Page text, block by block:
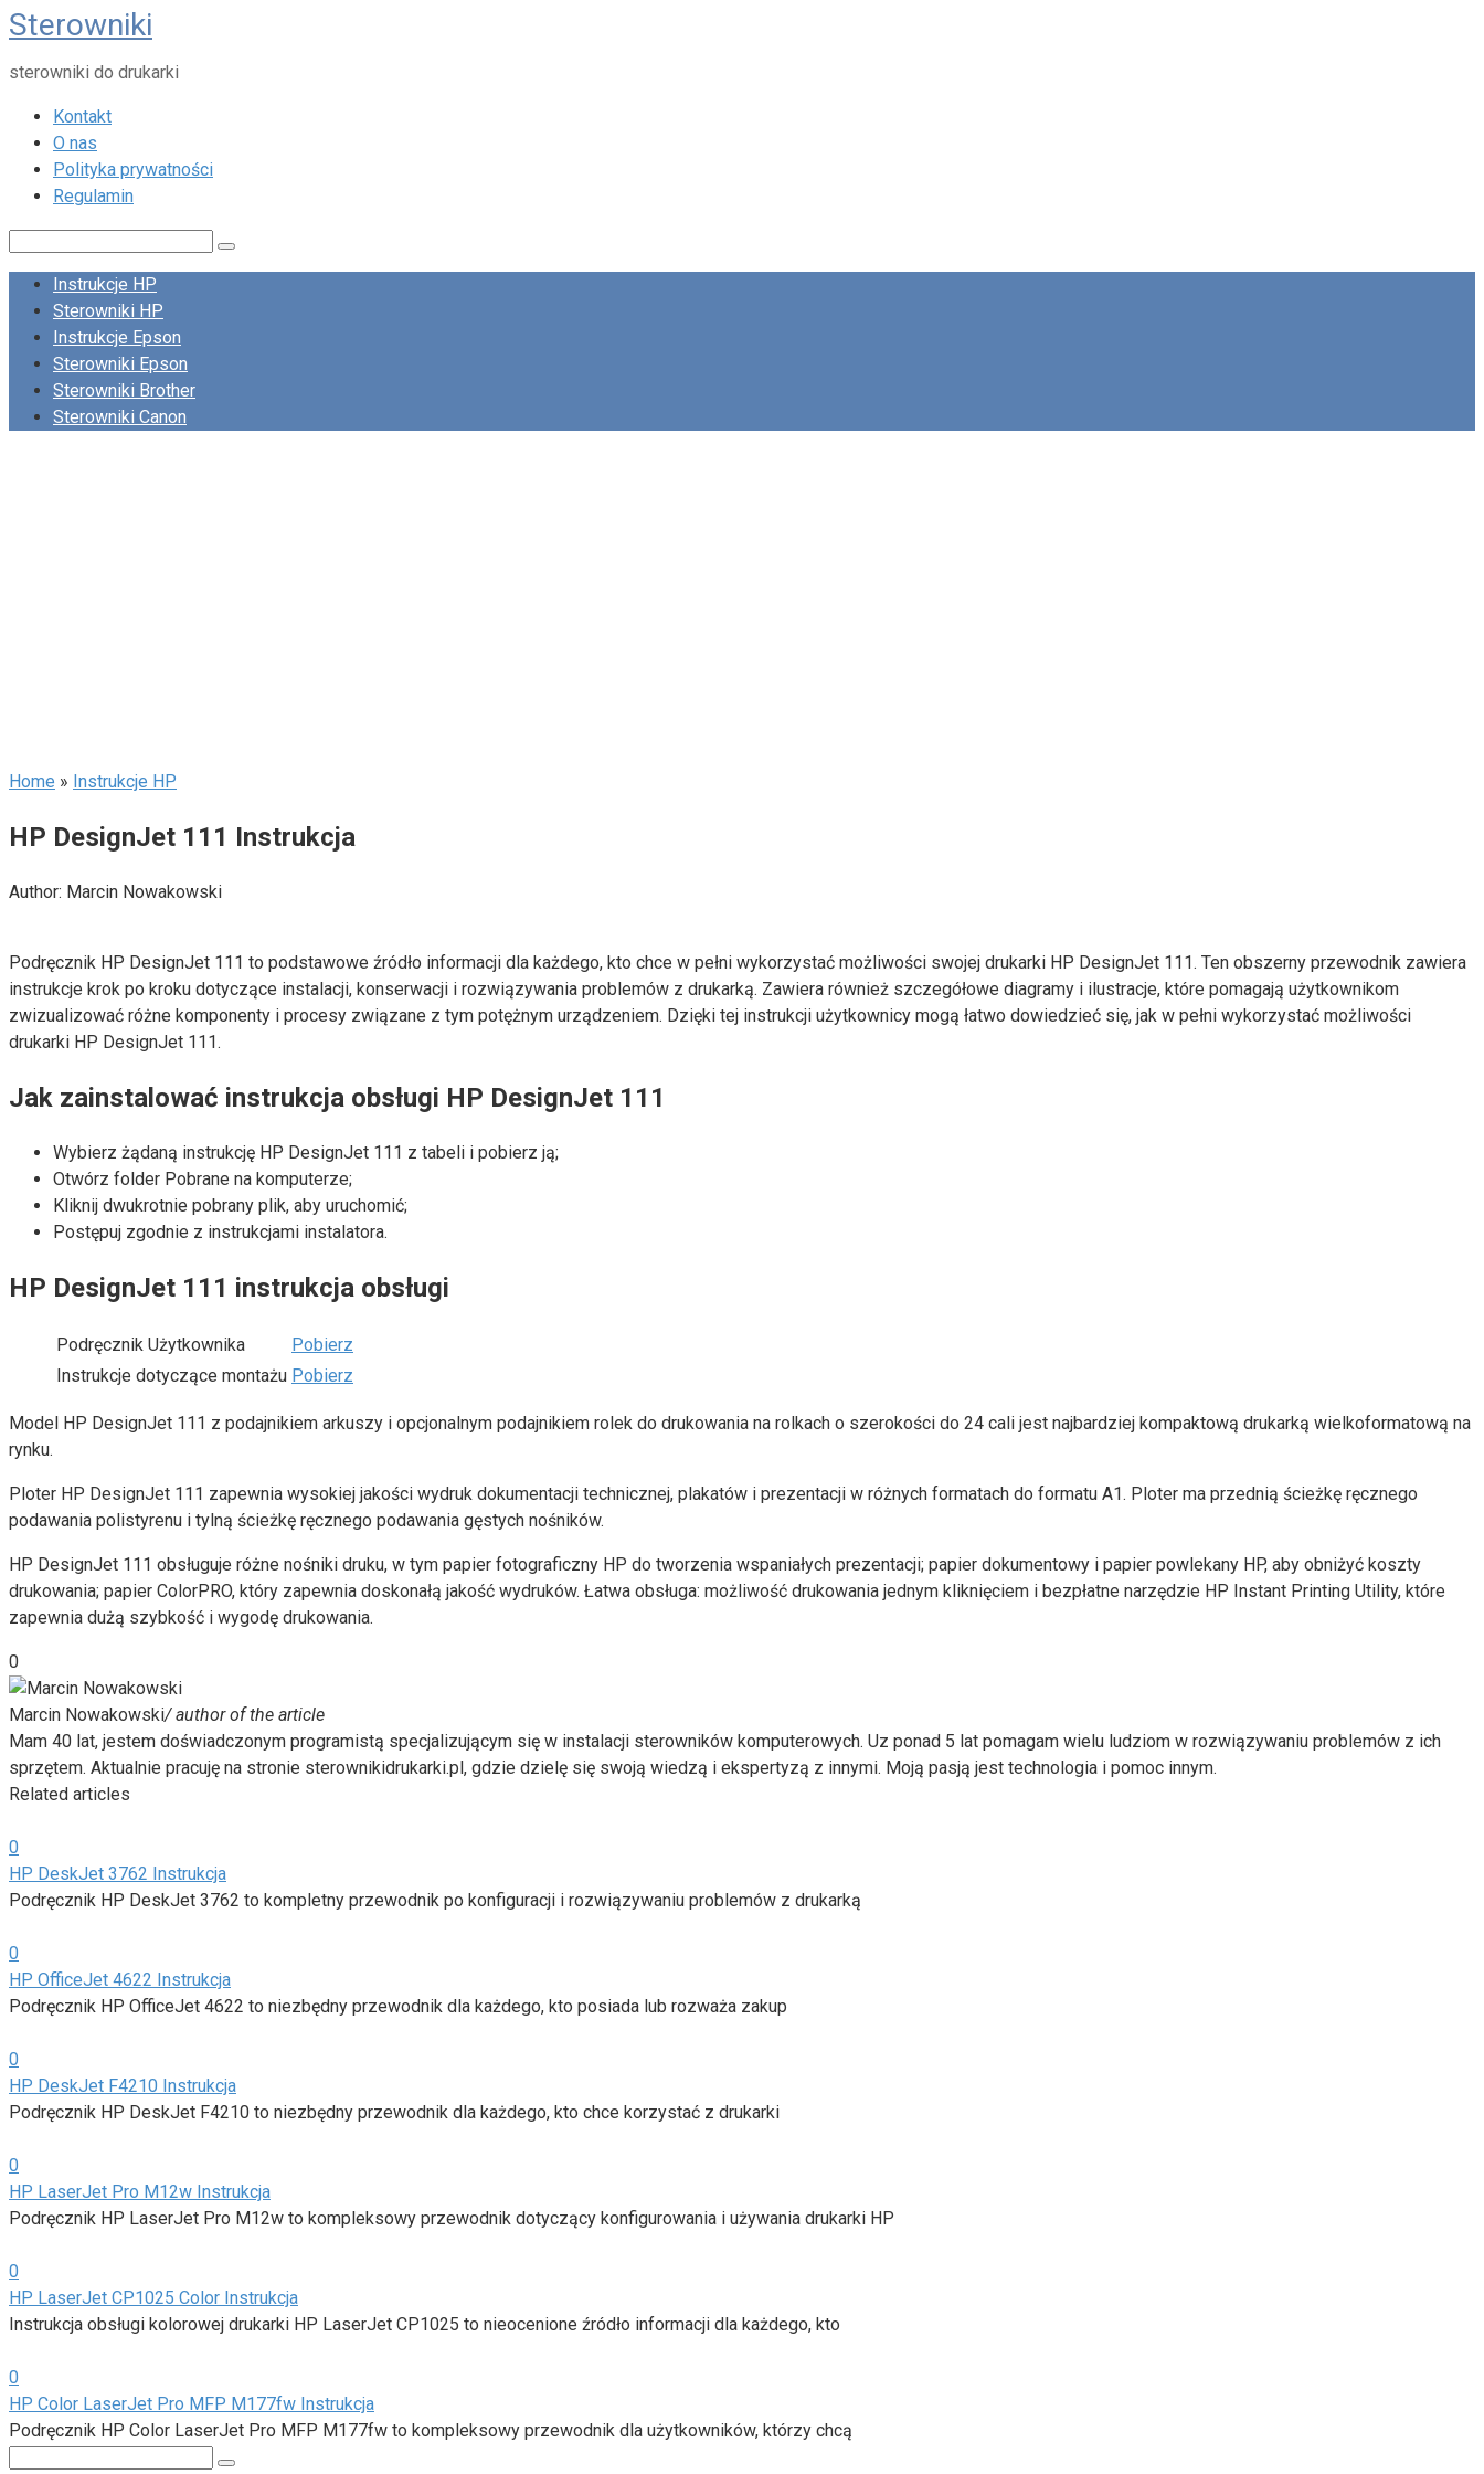
Skip
to
content
Sterowniki
sterowniki do drukarki
Kontakt
O nas
Polityka prywatności
Regulamin
Instrukcje HP
Sterowniki HP
Instrukcje Epson
Sterowniki Epson
Sterowniki Brother
Sterowniki Canon
Home » Instrukcje HP
HP DesignJet 111 Instrukcja
Author: Marcin Nowakowski
Podręcznik HP DesignJet 111 to podstawowe źródło informacji dla każdego, kto chce w pełni wykorzystać możliwości swojej drukarki HP DesignJet 111. Ten obszerny przewodnik zawiera
instrukcje krok po kroku dotyczące instalacji, konserwacji i rozwiązywania problemów z drukarką. Zawiera również szczegółowe diagramy i ilustracje, które pomagają użytkownikom
zwizualizować różne komponenty i procesy związane z tym potężnym urządzeniem. Dzięki tej instrukcji użytkownicy mogą łatwo dowiedzieć się, jak w pełni wykorzystać możliwości
drukarki HP DesignJet 111.
Jak zainstalować instrukcja obsługi HP DesignJet 111
Wybierz żądaną instrukcję HP DesignJet 111 z tabeli i pobierz ją;
Otwórz folder Pobrane na komputerze;
Kliknij dwukrotnie pobrany plik, aby uruchomić;
Postępuj zgodnie z instrukcjami instalatora.
HP DesignJet 111 instrukcja obsługi
Podręcznik Użytkownika
Pobierz
Instrukcje dotyczące montażu Pobierz
Model HP DesignJet 111 z podajnikiem arkuszy i opcjonalnym podajnikiem rolek do drukowania na rolkach o szerokości do 24 cali jest najbardziej kompaktową drukarką wielkoformatową na
rynku.
Ploter HP DesignJet 111 zapewnia wysokiej jakości wydruk dokumentacji technicznej, plakatów i prezentacji w różnych formatach do formatu A1. Ploter ma przednią ścieżkę ręcznego
podawania polistyrenu i tylną ścieżkę ręcznego podawania gęstych nośników.
HP DesignJet 111 obsługuje różne nośniki druku, w tym papier fotograficzny HP do tworzenia wspaniałych prezentacji; papier dokumentowy i papier powlekany HP, aby obniżyć koszty
drukowania; papier ColorPRO, który zapewnia doskonałą jakość wydruków. Łatwa obsługa: możliwość drukowania jednym kliknięciem i bezpłatne narzędzie HP Instant Printing Utility, które
zapewnia dużą szybkość i wygodę drukowania.
0
Marcin Nowakowski/ author of the article
Mam 40 lat, jestem doświadczonym programistą specjalizującym się w instalacji sterowników komputerowych. Uz ponad 5 lat pomagam wielu ludziom w rozwiązywaniu problemów z ich
sprzętem. Aktualnie pracuję na stronie sterownikidrukarki.pl, gdzie dzielę się swoją wiedzą i ekspertyzą z innymi. Moją pasją jest technologia i pomoc innym.
Related articles
0
HP DeskJet 3762 Instrukcja
Podręcznik HP DeskJet 3762 to kompletny przewodnik po konfiguracji i rozwiązywaniu problemów z drukarką
0
HP OfficeJet 4622 Instrukcja
Podręcznik HP OfficeJet 4622 to niezbędny przewodnik dla każdego, kto posiada lub rozważa zakup
0
HP DeskJet F4210 Instrukcja
Podręcznik HP DeskJet F4210 to niezbędny przewodnik dla każdego, kto chce korzystać z drukarki
0
HP LaserJet Pro M12w Instrukcja
Podręcznik HP LaserJet Pro M12w to kompleksowy przewodnik dotyczący konfigurowania i używania drukarki HP
0
HP LaserJet CP1025 Color Instrukcja
Instrukcja obsługi kolorowej drukarki HP LaserJet CP1025 to nieocenione źródło informacji dla każdego, kto
0
HP Color LaserJet Pro MFP M177fw Instrukcja
Podręcznik HP Color LaserJet Pro MFP M177fw to kompleksowy przewodnik dla użytkowników, którzy chcą